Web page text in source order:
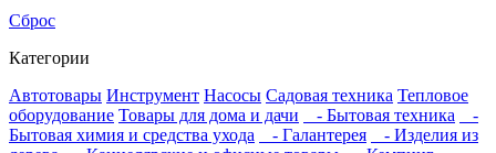
Сброс
Категории
Автотовары Инструмент Насосы Садовая техника Тепловое
оборудование Товары для дома и дачи - Бытовая техника
-
Бытовая химия и средства ухода
- Галантерея
- Изделия из